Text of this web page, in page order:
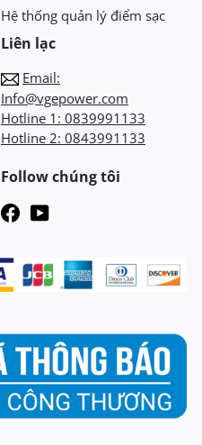
Hệ thống quản lý điểm sạc
Liên lạc
Email:
Info@vgepower.com
Hotline 1: 0839991133
Hotline 2: 0843991133
Follow chúng tôi